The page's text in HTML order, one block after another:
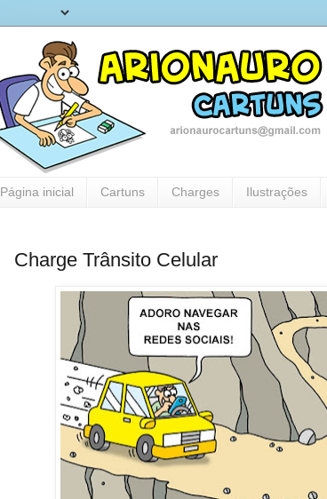
Página inicial Cartuns Charges Ilustrações
Charge Trânsito Celular